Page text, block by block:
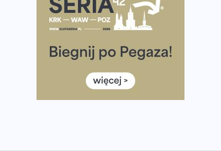
Wystartuje rekordowa liczba uczestników
35. Bieg Powstania Warszawskiego – praktyczny
Ile razy w tygodniu biegać? 3 treningi wystarczą? Jak
często biegać, żeby robić postępy
Już w ten weekend! Przed nami Nocny Portowy Maraton
i Półmaraton Szczeciński. Wszystko, co warto wiedzieć